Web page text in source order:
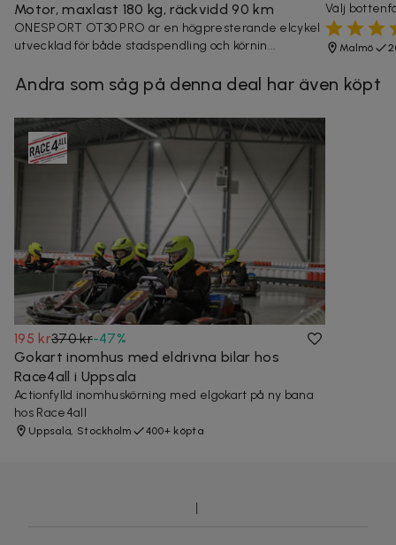
Motor, maxlast 180 kg, räckvidd 90 km
ONESPORT OT30 PRO är en högpresterande elcykel
utvecklad för både stadspendling och körnin...
Välj
Malmö
Andra som såg på denna deal har även köpt
195 kr370 kr-47%
Gokart inomhus med eldrivna bilar hos
Race4all i Uppsala
Actionfylld inomhuskörning med elgokart på ny bana
hos Race4all
Uppsala, Stockholm 400+ köpta